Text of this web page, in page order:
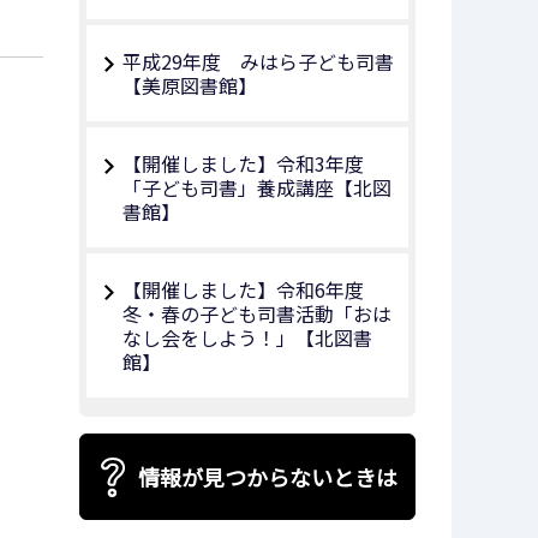
平成29年度 みはら子ども司書
【美原図書館】
【開催しました】令和3年度
「子ども司書」養成講座【北図
書館】
【開催しました】令和6年度
冬・春の子ども司書活動「おは
なし会をしよう！」【北図書
館】
情報が見つからないときは